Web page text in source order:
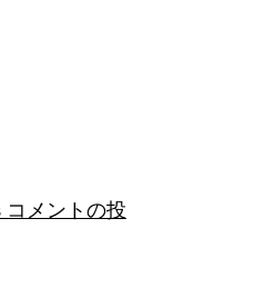
メントの投